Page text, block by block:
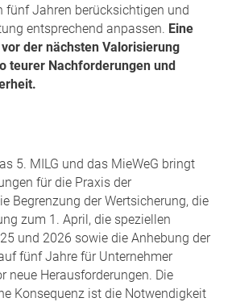
fünf Jahren berücksichtigen und
entsprechend anpassen. Eine
der nächsten Valorisierung
teurer Nachforderungen und
5. MILG und das MieWeG bringt
für die Praxis der
Begrenzung der Wertsicherung, die
zum 1. April, die speziellen
und 2026 sowie die Anhebung der
fünf Jahre für Unternehmer
neue Herausforderungen. Die
Konsequenz ist die Notwendigkeit